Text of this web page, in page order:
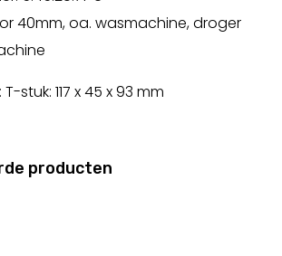
40mm, oa. wasmachine, droger
stuk: 117 x 45 x 93 mm
producten